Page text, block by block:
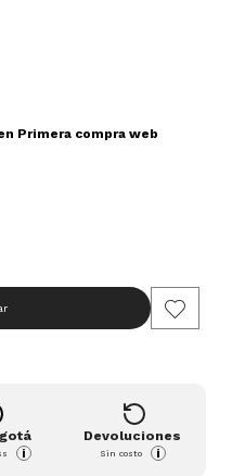
Primera compra web
i
Devoluciones
Sin costo i